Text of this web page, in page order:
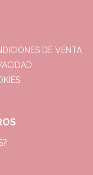
DE VENTA